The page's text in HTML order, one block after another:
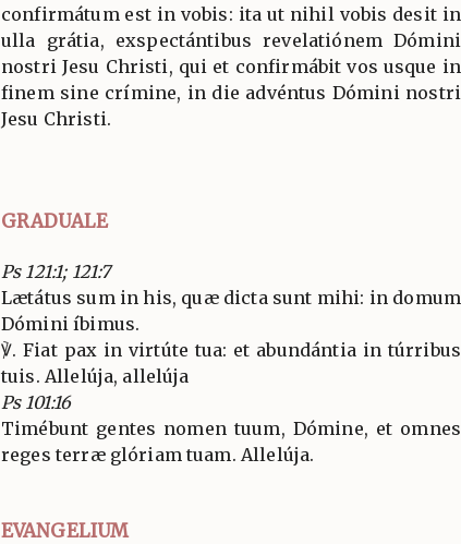
confirmátum est in vobis: ita ut nihil vobis desit in
ulla grátia, exspectántibus revelatiónem Dómini
nostri Jesu Christi, qui et confirmábit vos usque in
finem sine crímine, in die advéntus Dómini nostri
Jesu Christi.
GRADUALE
Ps 121:1; 121:7
Lætátus sum in his, quæ dicta sunt mihi: in domum
Dómini íbimus.
℣. Fiat pax in virtúte tua: et abundántia in túrribus
tuis. Allelúja, allelúja
Ps 101:16
Timébunt gentes nomen tuum, Dómine, et omnes
reges terræ glóriam tuam. Allelúja.
EVANGELIUM